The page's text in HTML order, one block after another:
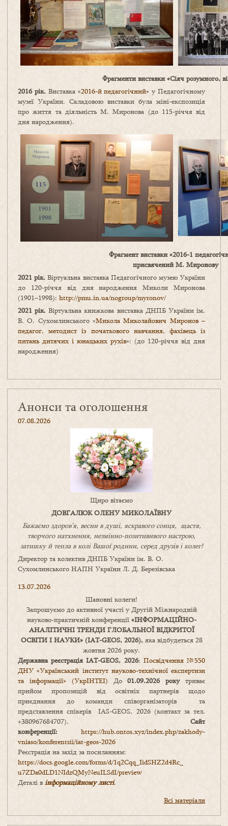
Фрагменти виставки «Сіяч розумного,
2016 рік. Виставка «2016-й педагогічний» у Педагогічному
музеї України. Складовою виставки була міні-експозиція
про життя та діяльність М. Миронова (до 115-річчя від
дня народження).
Фрагмент виставки «2016-1
присвячений М. Миронову
2021 рік. Віртуальна виставка Педагогічного музею України
до 120-річчя від дня народження Миколи Миронова
(1901–1998): http://pmu.in.ua/nogroup/myronov/
2021 рік. Віртуальна книжкова виставка ДНПБ України ім.
В. О. Сухомлинського «Микола Миколайович Миронов –
педагог, методист із початкового навчання, фахівець із
питань дитячих і юнацьких рухів»: (до 120-річчя від дня
народження)
Анонси та оголошення
07.08.2026
Щиро вітаємо
ДОВГАЛЮК ОЛЕНУ МИКОЛАЇВНУ
Бажаємо здоров’я, весни в душі, яскравого сонця, щастя,
творчого натхнення, незмінно-позитивнвого настрою,
затишкуйтепла в коліВашоїродини, серед друзів і колег!
Директор та колектив ДНПБ України ім. В. О.
Сухомлинського НАПН України Л. Д. Березівська
13.07.2026
Шановні колеги!
Запрошуємо до активної участі у Другій Міжнародній
науково-практичній конференції «ІНФОРМАЦІЙНО-
АНАЛІТИЧНІ ТРЕНДИ ГЛОБАЛЬНОЇ ВІДКРИТОЇ
ОСВІТИ І НАУКИ» (IAT-GEOS, 2026),яка відбудеться 28
жовтня 2026 року.
Державна реєстрація IAT-GEOS, 2026: Посвідчення №550
ДНУ «Український інститут науково-технічної експертизи
та інформації» (УкрІНТЕІ) До01.09.2026 рокутриває
прийом пропозицій від освітніх партнерів щодо
приєднання до команди співорганізаторів та
представлення спікерів IAS-GEOS, 2026 (контакт за тел.
+380967684707). Сайт
конференції: https://hub.ontos.xyz/index.php/zakhody-
vniaso/konferentsii/iat-geos-2026
Реєстрація на захід за посиланням:
https://docs.google.com/forms/d/1q2Cqq_IidSHZ2d4Rc_
u7ZDa0dLD1NIdzQMyNeuILSdI/preview
Деталі в інформаційному листі.
Всі матеріали